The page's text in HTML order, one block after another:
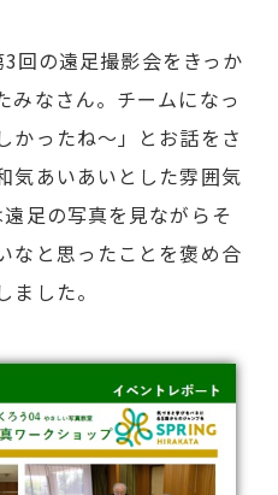
回の遠足撮影会をきっか
みなさん。チームになっ
かったね～」とお話をさ
気あいあいとした雰囲気
足の写真を見ながらそ
なと思ったことを褒め合
した。